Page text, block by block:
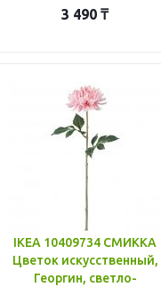
3 490 ₸
IKEA 10409734 СМИККА
Цветок искусственный,
Георгин, светло-